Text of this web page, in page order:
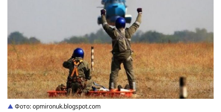
Фото: opmironuk.blogspot.com